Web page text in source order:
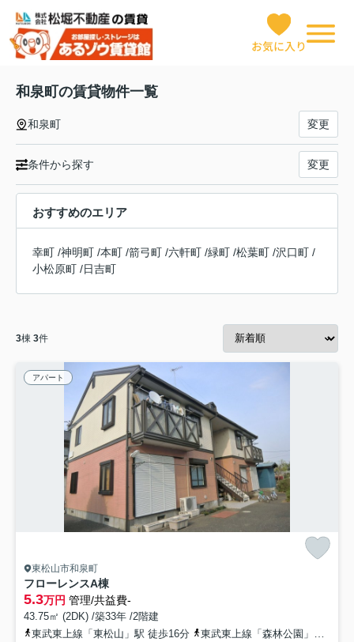
お気に入り
和泉町の賃貸物件一覧
和泉町 変更
条件から探す 変更
おすすめのエリア
幸町 /神明町 /本町 /箭弓町 /六軒町 /緑町 /松葉町 /沢口町 /
小松原町 /日吉町
3棟 3件
アパート
東松山市和泉町
フローレンスA棟
5.3万円 管理/共益費-
43.75㎡ (2DK) /築33年 /2階建
東武東上線「東松山」駅 徒歩16分
東武東上線「森林公園」駅 徒歩31分